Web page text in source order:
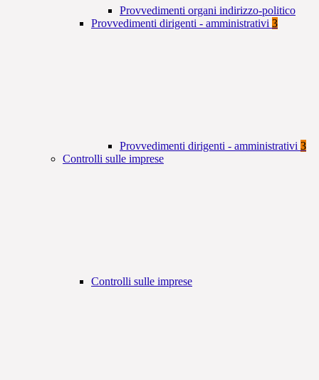
Provvedimenti organi indirizzo-politico
Provvedimenti dirigenti - amministrativi 3
Provvedimenti dirigenti - amministrativi 3
Controlli sulle imprese
Controlli sulle imprese